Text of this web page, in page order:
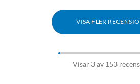
VISA FLER
Visar 3 av 153